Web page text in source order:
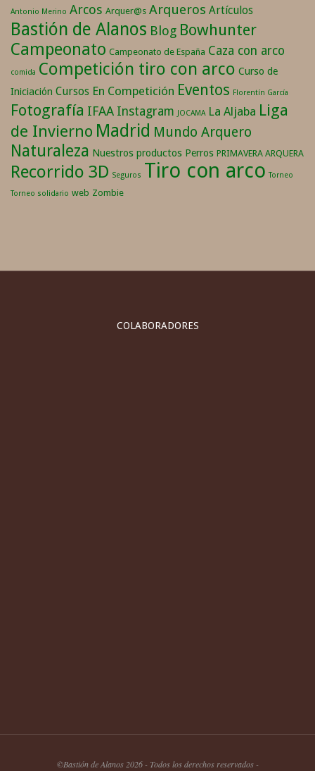
Antonio Merino Arcos Arquer@s Arqueros Artículos
Bastión de Alanos Blog Bowhunter
Campeonato Campeonato de España Caza con arco
comida Competición tiro con arco Curso de
Iniciación Cursos En Competición Eventos Florentín García
Fotografía IFAA Instagram JOCAMA La Aljaba Liga
de Invierno Madrid Mundo Arquero
Naturaleza Nuestros productos Perros PRIMAVERA ARQUERA
Recorrido 3D Seguros Tiro con arco Torneo
Torneo solidario web Zombie
COLABORADORES
©Bastión de Alanos 2026 - Todos los derechos reservados -